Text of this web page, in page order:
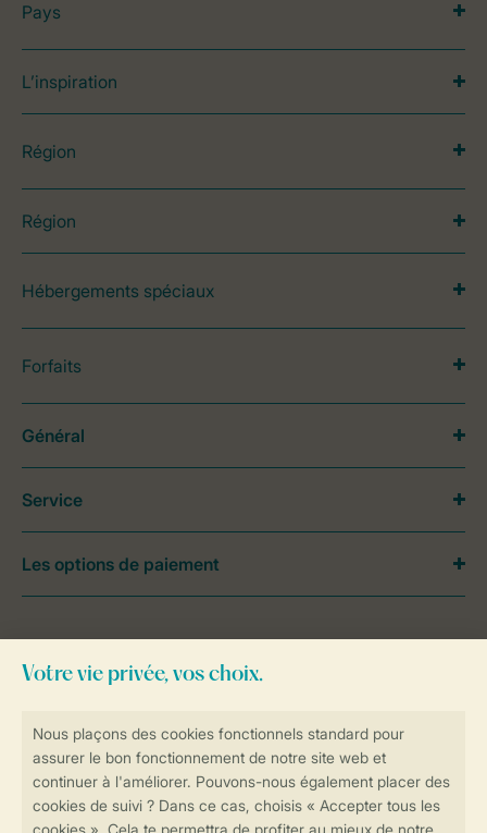
Pays
L’inspiration
Région
Région
Hébergements spéciaux
Forfaits
contactez notreContact Center.
Général
Service
Les options de paiement